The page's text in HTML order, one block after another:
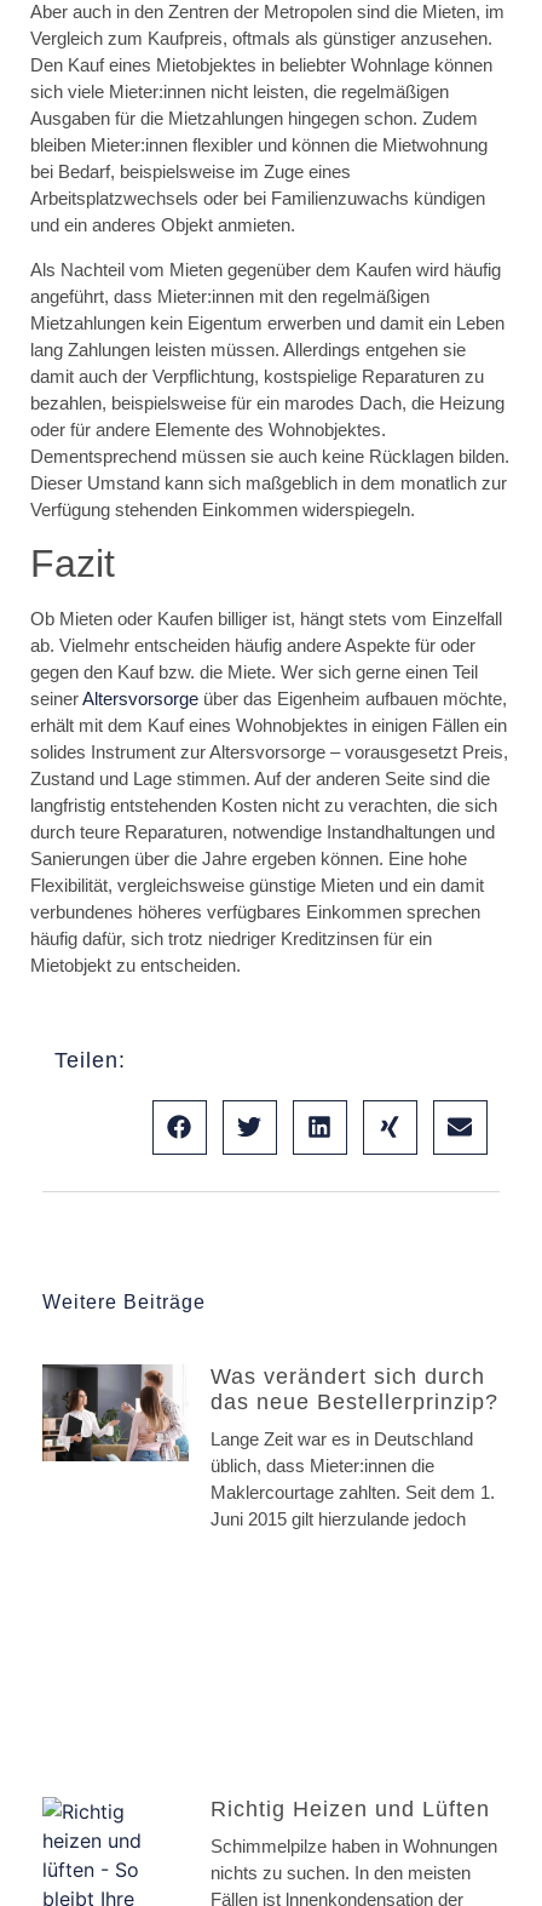
Aber auch in den Zentren der Metropolen sind die Mieten, im
Vergleich zum Kaufpreis, oftmals als günstiger anzusehen.
Den Kauf eines Mietobjektes in beliebter Wohnlage können
sich viele Mieter:innen nicht leisten, die regelmäßigen
Ausgaben für die Mietzahlungen hingegen schon. Zudem
bleiben Mieter:innen flexibler und können die Mietwohnung
bei Bedarf, beispielsweise im Zuge eines
Arbeitsplatzwechsels oder bei Familienzuwachs kündigen
und ein anderes Objekt anmieten.
Als Nachteil vom Mieten gegenüber dem Kaufen wird häufig
angeführt, dass Mieter:innen mit den regelmäßigen
Mietzahlungen kein Eigentum erwerben und damit ein Leben
lang Zahlungen leisten müssen. Allerdings entgehen sie
damit auch der Verpflichtung, kostspielige Reparaturen zu
bezahlen, beispielsweise für ein marodes Dach, die Heizung
oder für andere Elemente des Wohnobjektes.
Dementsprechend müssen sie auch keine Rücklagen bilden.
Dieser Umstand kann sich maßgeblich in dem monatlich zur
Verfügung stehenden Einkommen widerspiegeln.
Fazit
Ob Mieten oder Kaufen billiger ist, hängt stets vom Einzelfall
ab. Vielmehr entscheiden häufig andere Aspekte für oder
gegen den Kauf bzw. die Miete. Wer sich gerne einen Teil
seinerAltersvorsorge über das Eigenheim aufbauen möchte,
erhält mit dem Kauf eines Wohnobjektes in einigen Fällen ein
solides Instrument zur Altersvorsorge – vorausgesetzt Preis,
Zustand und Lage stimmen. Auf der anderen Seite sind die
langfristig entstehenden Kosten nicht zu verachten, die sich
durch teure Reparaturen, notwendige Instandhaltungen und
Sanierungen über die Jahre ergeben können. Eine hohe
Flexibilität, vergleichsweise günstige Mieten und ein damit
verbundenes höheres verfügbares Einkommen sprechen
häufig dafür, sich trotz niedriger Kreditzinsen für ein
Mietobjekt zu entscheiden.
Teilen:
Weitere Beiträge
Was verändert sich durch
das neue Bestellerprinzip?
Lange Zeit war es in Deutschland
üblich, dass Mieter:innen die
Maklercourtage zahlten. Seit dem 1.
Juni 2015 gilt hierzulande jedoch
Richtig Heizen und Lüften
Schimmelpilze haben in Wohnungen
nichts zu suchen. In den meisten
Fällen ist lnnenkondensation der